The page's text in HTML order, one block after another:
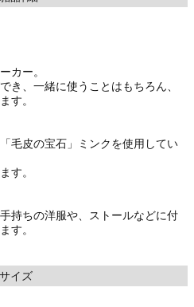
カー。
き、一緒に使うことはもちろん、
す。
毛皮の宝石」ミンクを使用してい
す。
持ちの洋服や、ストールなどに付
す。
サイズ